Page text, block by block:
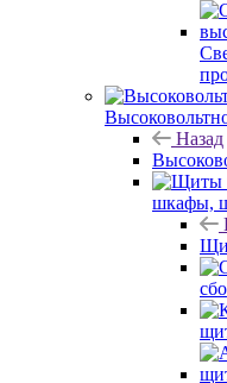
Назад
шкафы,